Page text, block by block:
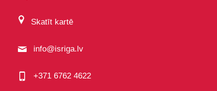
Skatīt kartē
info@isriga.lv
+371 6762 4622